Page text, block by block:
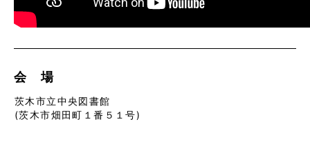
会 場
茨木市立中央図書館
(茨木市畑田町１番５１号)